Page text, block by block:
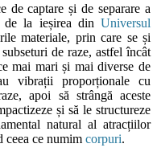
de captare și de separare a
de la ieșirea din Universul
materiale, prin care se și
de raze, astfel încât
mai mari și mai diverse de
vibrații proporționale cu
apoi să strângă aceste
și să le structureze
natural al atracțiilor
ceea ce numim corpuri.